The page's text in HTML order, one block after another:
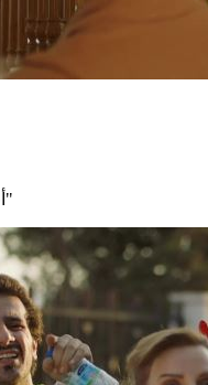
أحلام في "بيت الأحلام"